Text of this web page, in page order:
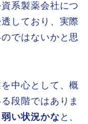
系製薬会社につ
しており、実際
ではないかと思
中心として、概
段階ではありま
い状況かな と、